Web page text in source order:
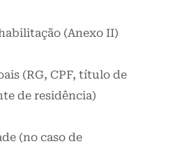
(Anexo II)
(RG, CPF, título de
de residência)
(no caso de